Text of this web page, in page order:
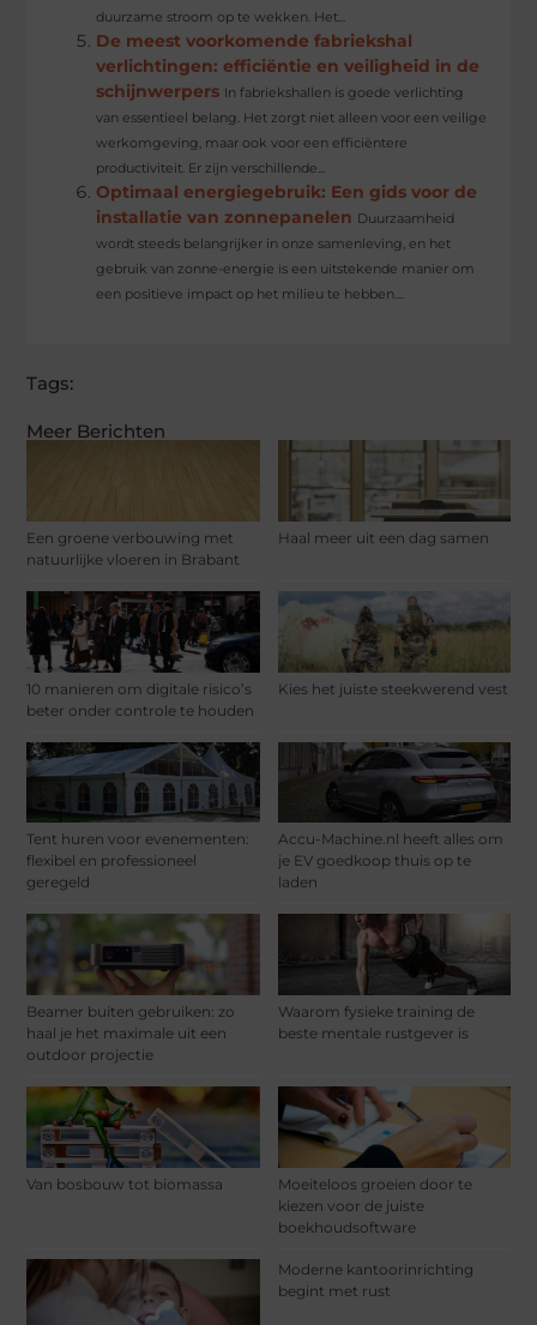
Meer Berichten
Een groene verbouwing met
natuurlijke vloeren in Brabant
Haal meer uit een dag samen
10 manieren om digitale risico’s
beter onder controle te houden
Kies het juiste steekwerend vest
Tent huren voor evenementen:
flexibel en professioneel
geregeld
Accu-Machine.nl heeft alles om
je EV goedkoop thuis op te
laden
Beamer buiten gebruiken: zo
haal je het maximale uit een
outdoor projectie
Waarom fysieke training de
beste mentale rustgever is
Van bosbouw tot biomassa
Moeiteloos groeien door te
kiezen voor de juiste
boekhoudsoftware
Moderne kantoorinrichting
begint met rust
duurzame stroom op te wekken. Het...
De meest voorkomende fabriekshal
verlichtingen: efficiëntie en veiligheid in de
schijnwerpers In fabriekshallen is goede verlichting
van essentieel belang. Het zorgt niet alleen voor een veilige
werkomgeving, maar ook voor een efficiëntere
productiviteit. Er zijn verschillende...
Optimaal energiegebruik: Een gids voor de
installatie van zonnepanelen Duurzaamheid
wordt steeds belangrijker in onze samenleving, en het
gebruik van zonne-energie is een uitstekende manier om
een positieve impact op het milieu te hebben....
Tags: